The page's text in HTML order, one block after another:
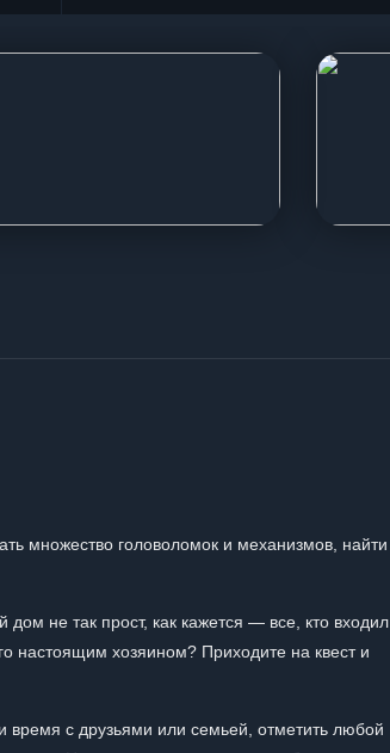
множество головоломок и механизмов, найти
не так прост, как кажется — все, кто входил
настоящим хозяином? Приходите на квест и
время с друзьями или семьей, отметить любой